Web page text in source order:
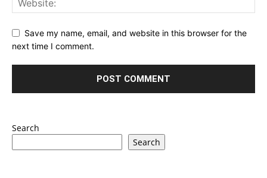
Save my name, email, and website in this browser for the
next time I comment.
Search
Search